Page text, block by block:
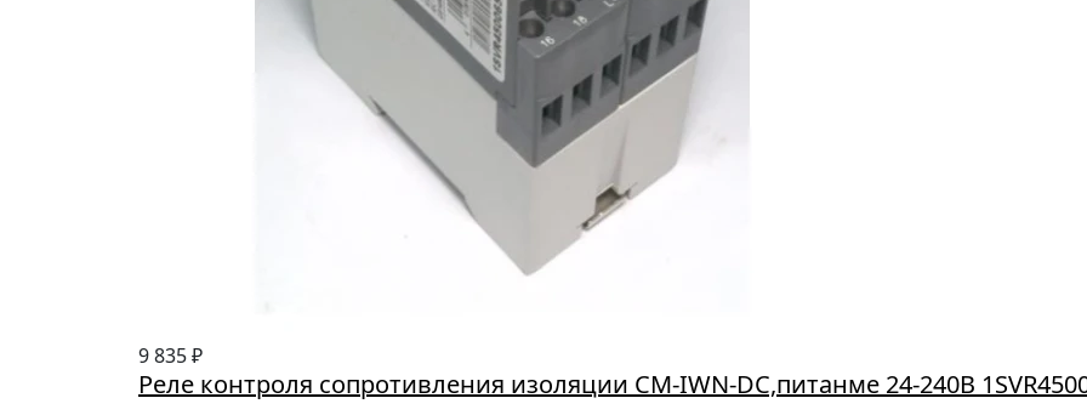
9 835 ₽
Реле контроля сопротивления изоляции CM-IWN-DC,питанме 24-240В